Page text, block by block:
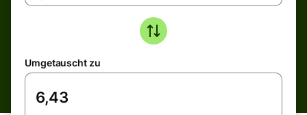
Umgetauscht zu